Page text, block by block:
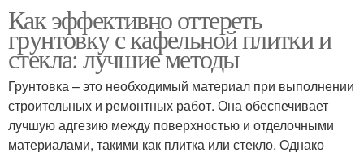
Как эффективно оттереть
грунтовку с кафельной плитки и
стекла: лучшие методы
Грунтовка – это необходимый материал при выполнении
строительных и ремонтных работ. Она обеспечивает
лучшую адгезию между поверхностью и отделочными
материалами, такими как плитка или стекло. Однако